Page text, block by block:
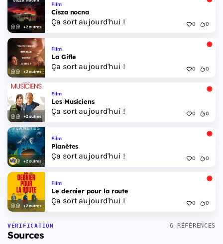
+2 autres
Film
Cisza nocna
Ça sort aujourd'hui ! 0 0
+2 autres
Film
La Gifle
Ça sort aujourd'hui ! 0 0
+2 autres
Film
Les Musiciens
Ça sort aujourd'hui ! 0 0
+2 autres
Film
Planètes
Ça sort aujourd'hui ! 0 0
+2 autres
Film
Le dernier pour la route
Ça sort aujourd'hui ! 0 0
VÉRIFICATION
Sources
6 RÉFÉRENCES